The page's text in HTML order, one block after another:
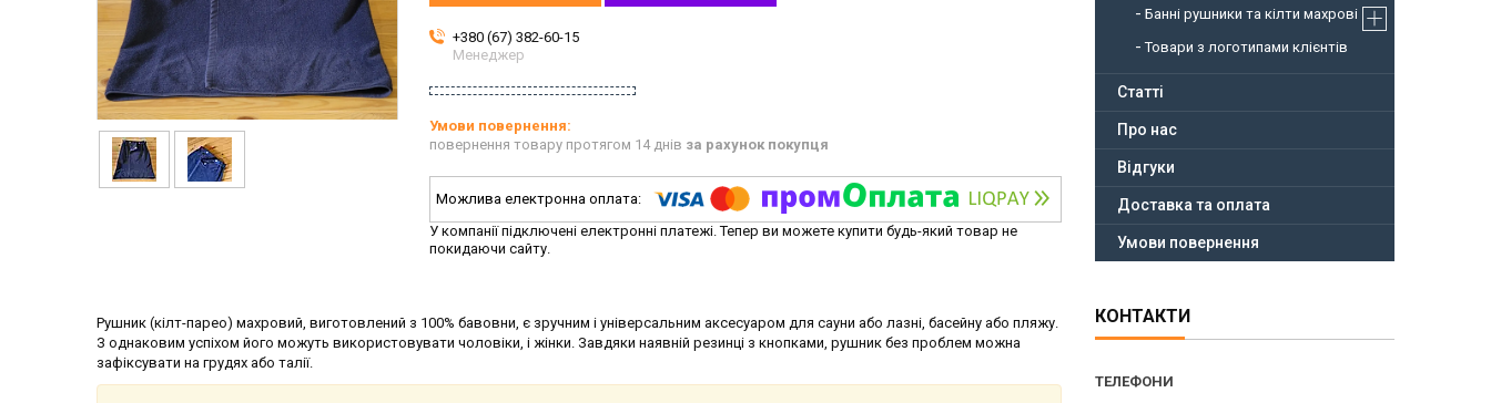
+380 (67) 382-60-15
Менеджер
повернення товару протягом 14 днів за рахунок покупця
У компанії підключені електронні платежі. Тепер ви можете купити будь-який товар не
покидаючи сайту.
Рушник (кілт-парео) махровий, виготовлений з 100% бавовни, є зручним і універсальним аксесуаром для сауни або лазні, басейну або пляжу.
З однаковим успіхом його можуть використовувати чоловіки, і жінки. Завдяки наявній резинці з кнопками, рушник без проблем можна
зафіксувати на грудях або талії.
Банні рушники та кілти махрові
Товари з логотипами клієнтів
Статті
Про нас
Відгуки
Доставка та оплата
Умови повернення
КОНТАКТИ